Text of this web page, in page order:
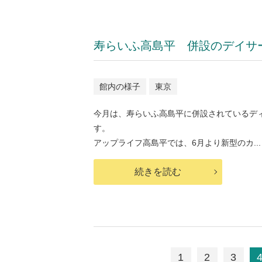
寿らいふ高島平 併設のデイサ
館内の様子 東京
今月は、寿らいふ高島平に併設されているデ
す。
アップライフ高島平では、6月より新型のカ...
続きを読む
1 2 3 4